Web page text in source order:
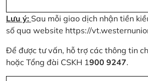
Lưu ý: Sau mỗi giao dịch nhận tiền
số qua website https://
Để được tư vấn, hỗ trợ các thông tin
hoặc Tổng đài CSKH 1900 9247.